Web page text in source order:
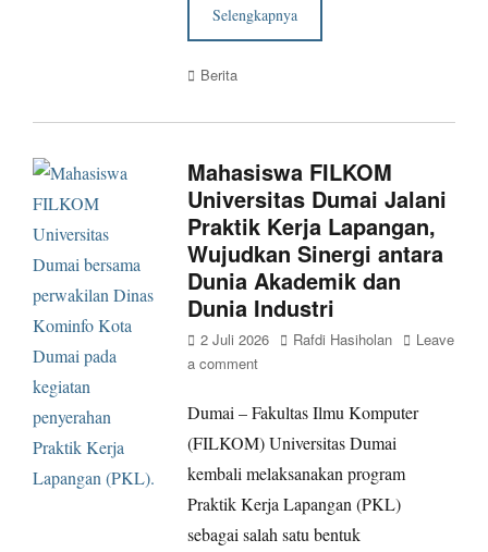
Selengkapnya
Categories
Berita
Mahasiswa FILKOM
Universitas Dumai Jalani
Praktik Kerja Lapangan,
Wujudkan Sinergi antara
Dunia Akademik dan
Dunia Industri
Posted
on
2 Juli 2026 Author
Rafdi Hasiholan
Leave
a comment
Dumai – Fakultas Ilmu Komputer
(FILKOM) Universitas Dumai
kembali melaksanakan program
Praktik Kerja Lapangan (PKL)
sebagai salah satu bentuk